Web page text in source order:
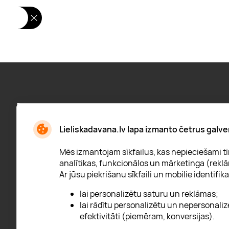
Lieliskadavana.lv lapa izmanto četrus
Mēs izmantojam sīkfailus, kas nepieciešami
analītikas, funkcionālos un mārketinga
Ar jūsu piekrišanu sīkfaili un mobilie
lai personalizētu saturu un reklāmas;
lai rādītu personalizētu un
efektivitāti (piemēram, konversijas).
Pieraksties jaunumiem:
Jaunumi, atlaižu paziņojumi un daudz kas cits
* Esmu iepazinies/usies arprivātuma politiku